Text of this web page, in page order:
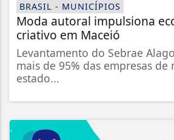
BRASIL - MUNICÍPIOS
Moda autoral impulsiona
criativo em Maceió
Levantamento do Sebrae
mais de 95% das empresas de
estado...